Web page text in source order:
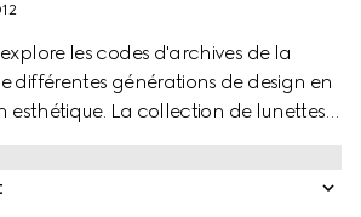
les codes d'archives de la
différentes générations de design en
esthétique. La collection de lunettes